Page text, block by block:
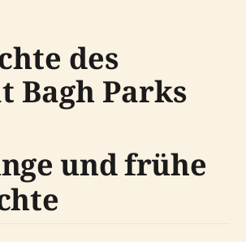
des
Bagh Parks
und frühe